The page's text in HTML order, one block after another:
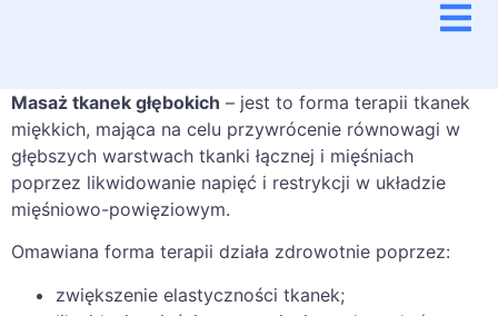
Masaż tkanek głębokich – jest to forma terapii tkanek
miękkich, mająca na celu przywrócenie równowagi w
głębszych warstwach tkanki łącznej i mięśniach
poprzez likwidowanie napięć i restrykcji w układzie
mięśniowo-powięziowym.
Omawiana forma terapii działa zdrowotnie poprzez:
zwiększenie elastyczności tkanek;